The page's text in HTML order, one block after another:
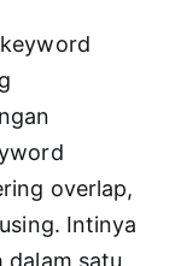
overlap,
Intinya
dalam satu